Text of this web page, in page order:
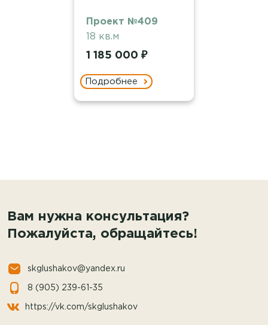
Проект №409
18 кв.м
1 185 000 ₽
Подробнее
Вам нужна консультация?
Пожалуйста, обращайтесь!
skglushakov@yandex.ru
8 (905) 239-61-35
https://vk.com/skglushakov